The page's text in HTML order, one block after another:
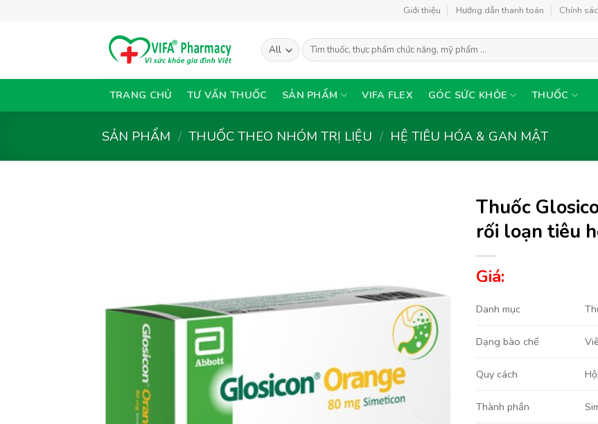
Giới thiệu Hướng dẫn thanh toán Chính
Tìm
kiếm:
TRANG CHỦ TƯ VẤN THUỐC SẢN PHẨM VIFA FLEX GÓC SỨC KHỎE THUỐC
SẢN PHẨM / THUỐC THEO NHÓM TRỊ LIỆU / HỆ TIÊU HÓA & GAN MẬT
thích
Thuốc
rối loạn tiêu
Giá:
Danh mục
Dạng bào chế
Quy cách
Thành phần